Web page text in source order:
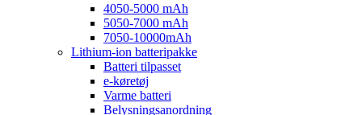
4050-5000 mAh
5050-7000 mAh
7050-10000mAh
Lithium-ion batteripakke
Batteri tilpasset
e-køretøj
Varme batteri
Belysningsanordning